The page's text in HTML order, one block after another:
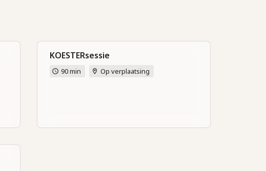
KOESTERsessie
90 min Op verplaatsing